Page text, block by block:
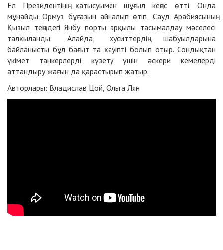
Ел Президентінің қатысуымен шұғыл кеңес өтті. Онда
мұнайды Ормуз бұғазын айналып өтіп, Сауд Арабиясының
Қызыл теңіздегі Янбу порты арқылы тасымалдау мәселесі
талқыланды. Алайда, хуситтердің шабуылдарына
байланысты бұл бағыт та қауіпті болып отыр. Сондықтан
үкімет танкерлерді күзету үшін әскери кемелерді
аттандыру жағын да қарастырып жатыр.
Авторлары: Владислав Цой, Ольга Лян